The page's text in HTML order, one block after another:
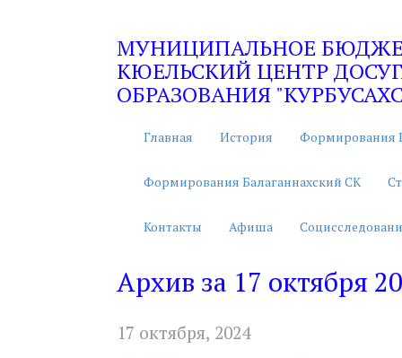
МУНИЦИПАЛЬНОЕ
КЮЕЛЬСКИЙ ЦЕНТР
ОБРАЗОВАНИЯ
Главная История Формирования
Формирования Балаганнахский СК
Контакты Афиша
Архив за 17 октября
17 октября, 2024